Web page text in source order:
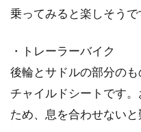
乗ってみると楽しそうで
・トレーラーバイク
後輪とサドルの部分の
チャイルドシートです
ため、息を合わせないと